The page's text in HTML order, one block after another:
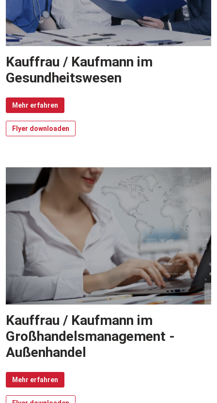
Kauffrau / Kaufmann im
Gesundheitswesen
Mehr erfahren
Flyer downloaden
Kauffrau / Kaufmann im
Großhandelsmanagement -
Außenhandel
Mehr erfahren